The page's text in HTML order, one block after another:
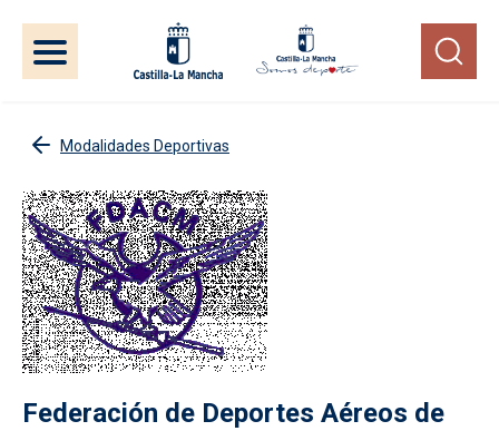
Modalidades Deportivas
Federación de Deportes Aéreos de